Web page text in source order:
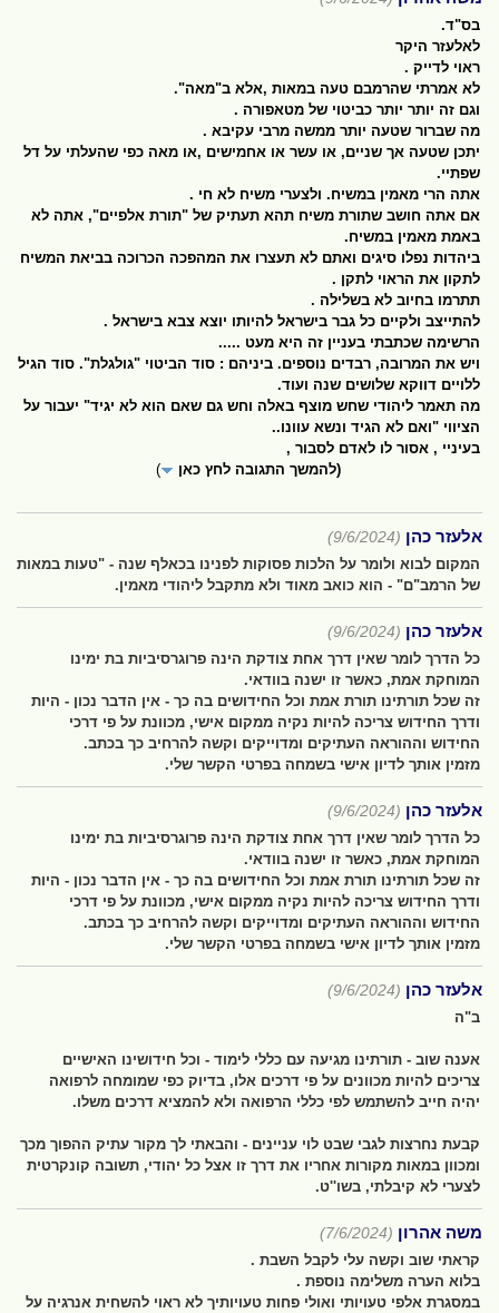
בס"ד.
לאלעזר היקר
ראוי לדייק .
לא אמרתי שהרמבם טעה במאות ,אלא ב"מאה".
וגם זה יותר יותר כביטוי של מטאפורה .
מה שברור שטעה יותר ממשה מרבי עקיבא .
יתכן שטעה אך שניים, או עשר או אחמישים ,או מאה כפי שהעלתי על דל
שפתיי.
אתה הרי מאמין במשיח. ולצערי משיח לא חי .
אם אתה חושב שתורת משיח תהא תעתיק של "תורת אלפיים", אתה לא
באמת מאמין במשיח.
ביהדות נפלו סיגים ואתם לא תעצרו את המהפכה הכרוכה בביאת המשיח
לתקון את הראוי לתקן .
תתרמו בחיוב לא בשלילה .
להתייצב ולקיים כל גבר בישראל להיותו יוצא צבא בישראל .
הרשימה שכתבתי בעניין זה היא מעט .....
ויש את המרובה, רבדים נוספים. ביניהם : סוד הביטוי "גולגלת". סוד הגיל
ללויים דווקא שלושים שנה ועוד.
מה תאמר ליהודי שחש מוצף באלה וחש גם שאם הוא לא יגיד" יעבור על
הציווי "ואם לא הגיד ונשא עוונו..
בעיניי , אסור לו לאדם לסבור ,
(להמשך התגובה לחץ כאן
אלעזר כהן (9/6/2024)
המקום לבוא ולומר על הלכות פסוקות לפנינו בכאלף שנה - "טעות במאות
של הרמב"ם" - הוא כואב מאוד ולא מתקבל ליהודי מאמין.
אלעזר כהן (9/6/2024)
כל הדרך לומר שאין דרך אחת צודקת הינה פרוגרסיביות בת ימינו
המוחקת אמת, כאשר זו ישנה בוודאי.
זה שכל תורתינו תורת אמת וכל החידושים בה כך - אין הדבר נכון - היות
ודרך החידוש צריכה להיות נקיה ממקום אישי, מכוונת על פי דרכי
החידוש וההוראה העתיקים ומדוייקים וקשה להרחיב כך בכתב.
מזמין אותך לדיון אישי בשמחה בפרטי הקשר שלי.
אלעזר כהן (9/6/2024)
כל הדרך לומר שאין דרך אחת צודקת הינה פרוגרסיביות בת ימינו
המוחקת אמת, כאשר זו ישנה בוודאי.
זה שכל תורתינו תורת אמת וכל החידושים בה כך - אין הדבר נכון - היות
ודרך החידוש צריכה להיות נקיה ממקום אישי, מכוונת על פי דרכי
החידוש וההוראה העתיקים ומדוייקים וקשה להרחיב כך בכתב.
מזמין אותך לדיון אישי בשמחה בפרטי הקשר שלי.
אלעזר כהן (9/6/2024)
ב"ה
אענה שוב - תורתינו מגיעה עם כללי לימוד - וכל חידושינו האישיים
צריכים להיות מכוונים על פי דרכים אלו, בדיוק כפי שמומחה לרפואה
יהיה חייב להשתמש לפי כללי הרפואה ולא להמציא דרכים משלו.
קבעת נחרצות לגבי שבט לוי עניינים - והבאתי לך מקור עתיק ההפוך מכך
ומכוון במאות מקורות אחריו את דרך זו אצל כל יהודי, תשובה קונקרטית
לצערי לא קיבלתי, בשו''ט.
משה אהרון (7/6/2024)
קראתי שוב וקשה עלי לקבל השבת .
בלוא הערה משלימה נוספת .
במסגרת אלפי טעויותי ואולי פחות טעויותיך לא ראוי להשחית אנרגיה על